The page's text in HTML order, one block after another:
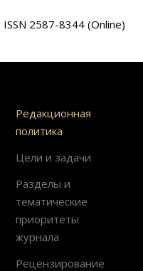
ISSN 2587-8344 (Online)
Редакционная
политика
Цели и задачи
Разделы и
тематические
приоритеты
журнала
Рецензирование